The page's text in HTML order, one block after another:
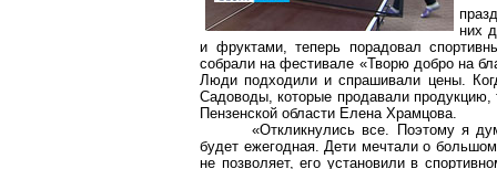
них
и фруктами, теперь порадовал
собрали на фестивале «Творю добро на
Люди подходили и спрашивали цены.
Садоводы, которые продавали
Пензенской области Елена Храмцова.
«Откликнулись все. Поэтому я
будет ежегодная. Дети мечтали о
не позволяет, его установили в